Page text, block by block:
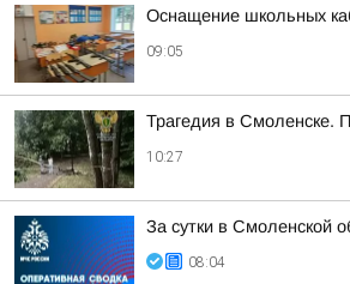
Оснащение школьных
09:05
Трагедия в Смоленске.
10:27
За сутки в Смоленской
08:04